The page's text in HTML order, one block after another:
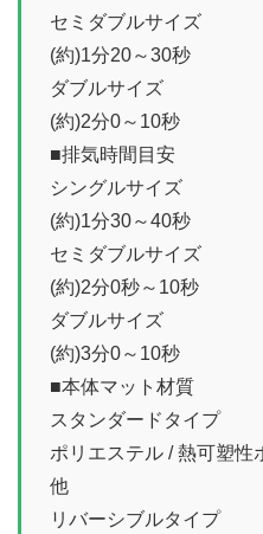
セミダブルサイズ
(約)1分20～30秒
ダブルサイズ
(約)2分0～10秒
■排気時間目安
シングルサイズ
(約)1分30～40秒
セミダブルサイズ
(約)2分0秒～10秒
ダブルサイズ
(約)3分0～10秒
■本体マット材質
スタンダードタイプ
ポリエステル / 熱可塑性
他
リバーシブルタイプ